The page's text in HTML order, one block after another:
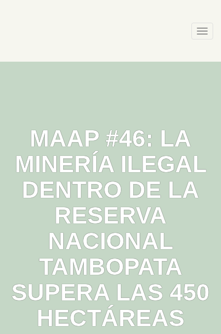
MAAP #46: LA
MINERÍA ILEGAL
DENTRO DE LA
RESERVA
NACIONAL
TAMBOPATA
SUPERA LAS 450
HECTÁREAS